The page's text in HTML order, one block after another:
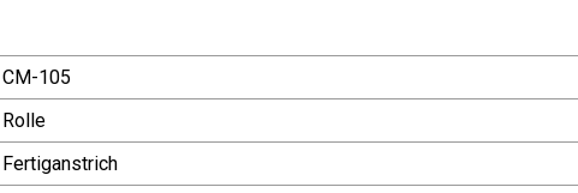
CM-105
Rolle
Fertiganstrich